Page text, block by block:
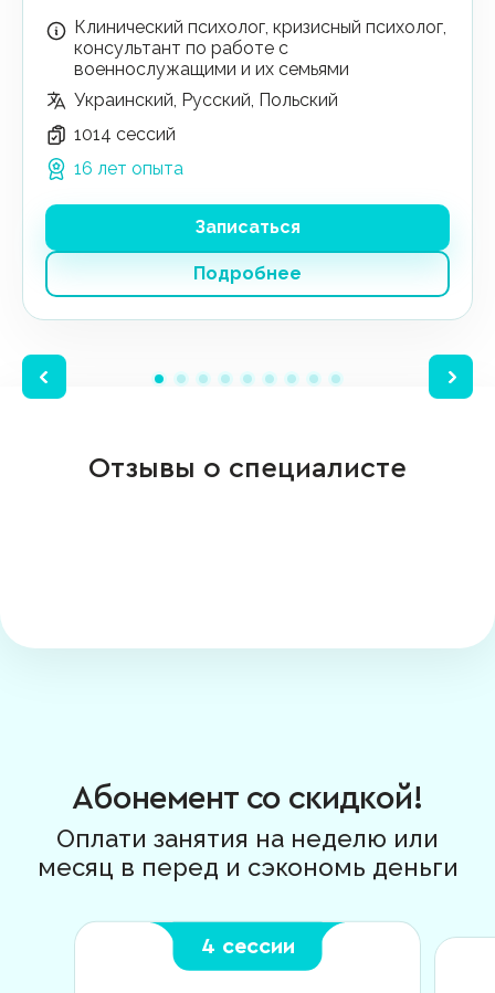
Клинический психолог, кризисный психолог,
консультант по работе с
военнослужащими и их семьями
Украинский, Русский, Польский
1014 сессий
16 лет опыта
Подробнее
Записаться
Отзывы о специалисте
Абонемент со скидкой!
Оплати занятия на неделю или
месяц в перед и сэкономь деньги
4 сессии